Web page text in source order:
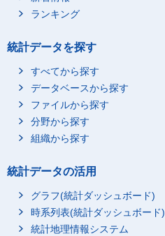
ランキング
統計データを探す
すべてから探す
データベースから探す
ファイルから探す
分野から探す
組織から探す
統計データの活用
グラフ(統計ダッシュボード)
時系列表(統計ダッシュボード)
統計地理情報システム